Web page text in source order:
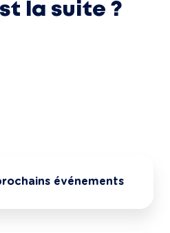
la suite ?
événements